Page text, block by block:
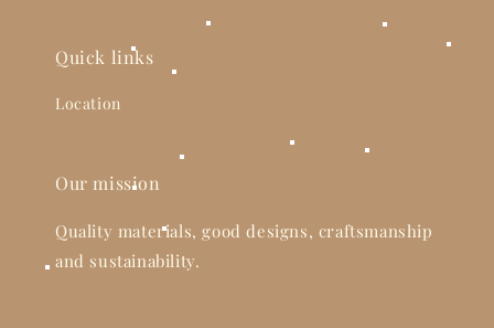
Quick links
Location
Our mission
Quality materials, good designs, craftsmanship
and sustainability.